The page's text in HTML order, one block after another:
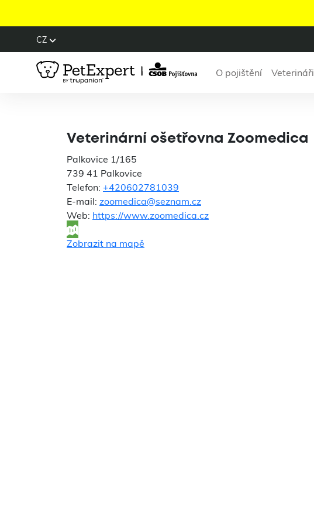
CZ
O pojištění Veterináři
Veterinární ošetřovna Zoomedica
Palkovice 1/165
739 41 Palkovice
Telefon: +420602781039
E-mail: zoomedica@seznam.cz
Web: https://www.zoomedica.cz
Zobrazit na mapě